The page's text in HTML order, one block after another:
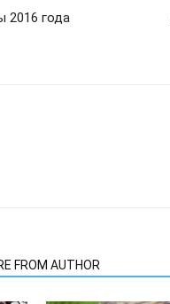
2016 года
FROM AUTHOR